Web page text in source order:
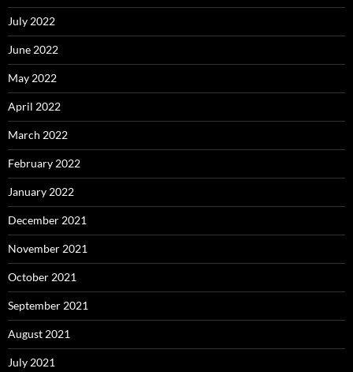
July 2022
June 2022
May 2022
April 2022
March 2022
February 2022
January 2022
December 2021
November 2021
October 2021
September 2021
August 2021
July 2021